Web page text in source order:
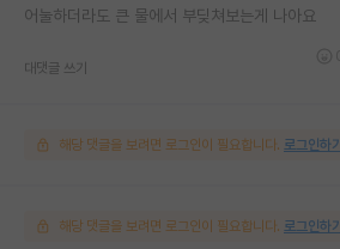
어눌하더라도 큰 물에서 부딪쳐보는게 나아요
대댓글 쓰기
해당 댓글을 보려면 로그인이 필요합니다. 로그인하기
해당 댓글을 보려면 로그인이 필요합니다. 로그인하기